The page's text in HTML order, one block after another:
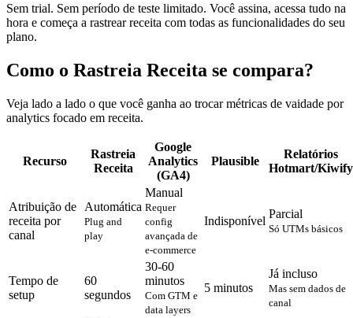
Sem trial. Sem período de teste limitado. Você assina, acessa tudo na
hora e começa a rastrear receita com todas as funcionalidades do seu
plano.
Como o Rastreia Receita se compara?
Veja lado a lado o que você ganha ao trocar métricas de vaidade por
analytics focado em receita.
Recurso
Rastreia
Receita
Google
Analytics
(GA4)
Plausible
Relatórios
Hotmart/Kiwify
Atribuição de
receita por
canal
Automática
Plug and
play
Manual
Requer
config
avançada de
e-commerce
Indisponível
Parcial
Só UTMs básicos
Tempo de
setup
60
segundos
30-60
minutos
Com GTM e
data layers
5 minutos
Já incluso
Mas sem dados de
canal